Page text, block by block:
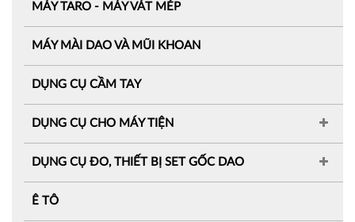
MÁY TARO - MÁY VÁT MÉP
MÁY MÀI DAO VÀ MŨI KHOAN
DỤNG CỤ CẦM TAY
DỤNG CỤ CHO MÁY TIỆN
DỤNG CỤ ĐO, THIẾT BỊ SET GỐC DAO
Ê TÔ